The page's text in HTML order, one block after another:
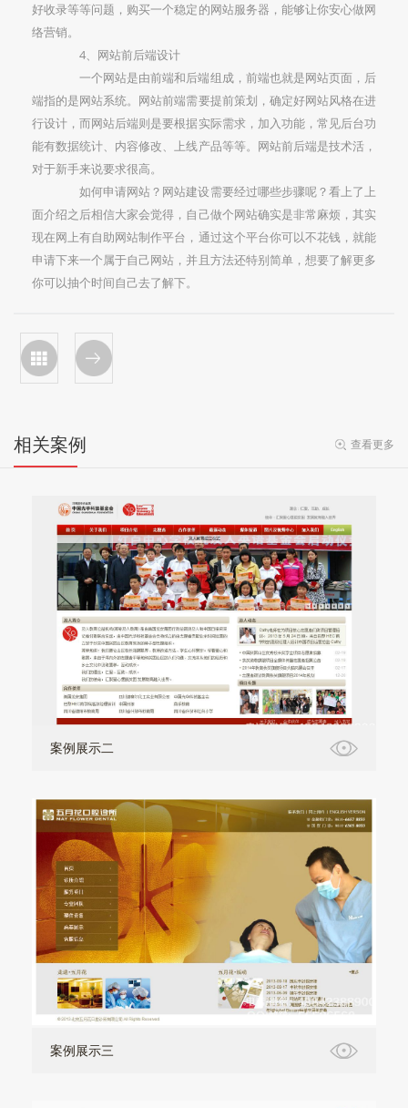
好收录等等问题，购买一个稳定的网站服务器，能够让你安心做网
络营销。
4、网站前后端设计
一个网站是由前端和后端组成，前端也就是网站页面，后
端指的是网站系统。网站前端需要提前策划，确定好网站风格在进
行设计，而网站后端则是要根据实际需求，加入功能，常见后台功
能有数据统计、内容修改、上线产品等等。网站前后端是技术活，
对于新手来说要求很高。
如何申请网站？网站建设需要经过哪些步骤呢？看上了上
面介绍之后相信大家会觉得，自己做个网站确实是非常麻烦，其实
现在网上有自助网站制作平台，通过这个平台你可以不花钱，就能
申请下来一个属于自己网站，并且方法还特别简单，想要了解更多
你可以抽个时间自己去了解下。
相关案例 查看更多
案例展示二
案例展示三